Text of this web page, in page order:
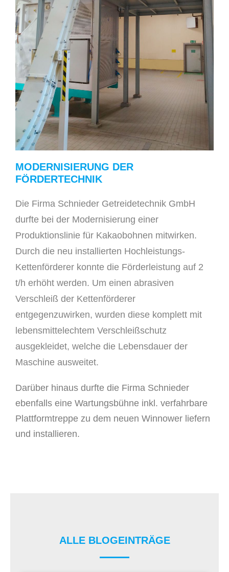
MODERNISIERUNG DER
FÖRDERTECHNIK
Die Firma Schnieder Getreidetechnik GmbH
durfte bei der Modernisierung einer
Produktionslinie für Kakaobohnen mitwirken.
Durch die neu installierten Hochleistungs-
Kettenförderer konnte die Förderleistung auf 2
t/h erhöht werden. Um einen abrasiven
Verschleiß der Kettenförderer
entgegenzuwirken, wurden diese komplett mit
lebensmittelechtem Verschleißschutz
ausgekleidet, welche die Lebensdauer der
Maschine ausweitet.
Darüber hinaus durfte die Firma Schnieder
ebenfalls eine Wartungsbühne inkl. verfahrbare
Plattformtreppe zu dem neuen Winnower liefern
und installieren.
ALLE BLOGEINTRÄGE